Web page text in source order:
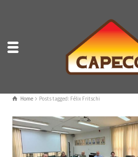
Home Posts tagged: Félix Fritschi